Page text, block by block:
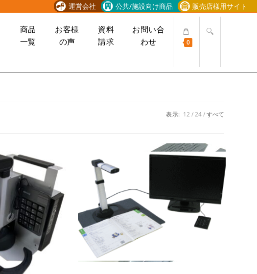
運営会社 公共/施設向け商品
販売店様用サイト
商品
一覧
お客様
の声
資料
請求
お問い合
わせ
0
ウ
イ
索
グ
ル
表示: 12 24 すべて